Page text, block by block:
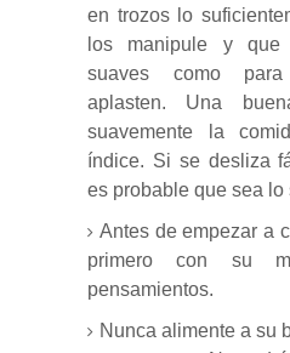
en trozos lo
los manipule y que
suaves como
aplasten. Una
suavemente la
índice. Si se desliza
es probable que sea
Antes de empezar a
primero con su
pensamientos.
Nunca alimente a su